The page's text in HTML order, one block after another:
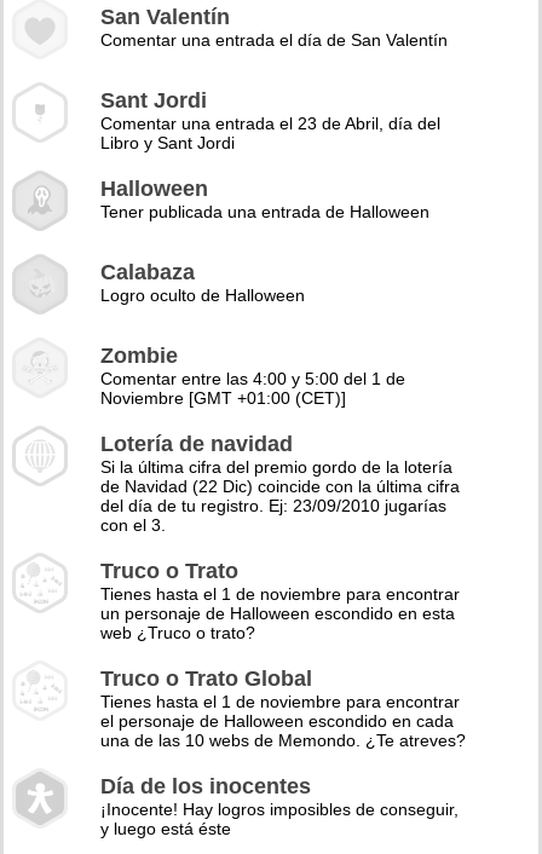
San Valentín
Comentar una entrada el día de San Valentín
Sant Jordi
Comentar una entrada el 23 de Abril, día del
Libro y Sant Jordi
Halloween
Tener publicada una entrada de Halloween
Calabaza
Logro oculto de Halloween
Zombie
Comentar entre las 4:00 y 5:00 del 1 de
Noviembre [GMT +01:00 (CET)]
Lotería de navidad
Si la última cifra del premio gordo de la lotería
de Navidad (22 Dic) coincide con la última cifra
del día de tu registro. Ej: 23/09/2010 jugarías
con el 3.
Truco o Trato
Tienes hasta el 1 de noviembre para encontrar
un personaje de Halloween escondido en esta
web ¿Truco o trato?
Truco o Trato Global
Tienes hasta el 1 de noviembre para encontrar
el personaje de Halloween escondido en cada
una de las 10 webs de Memondo. ¿Te atreves?
Día de los inocentes
¡Inocente! Hay logros imposibles de conseguir,
y luego está éste